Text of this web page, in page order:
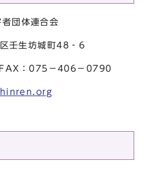
団体連合会
壬生坊城町48‐6
：075－406－0790